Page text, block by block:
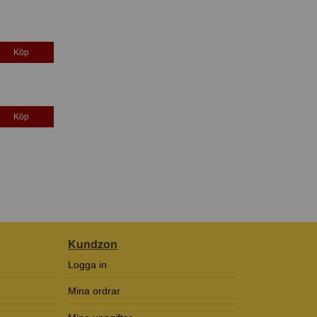
Köp
Köp
Kundzon
Logga in
Mina ordrar